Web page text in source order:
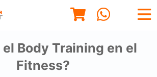
el Body Training en el
Fitness?